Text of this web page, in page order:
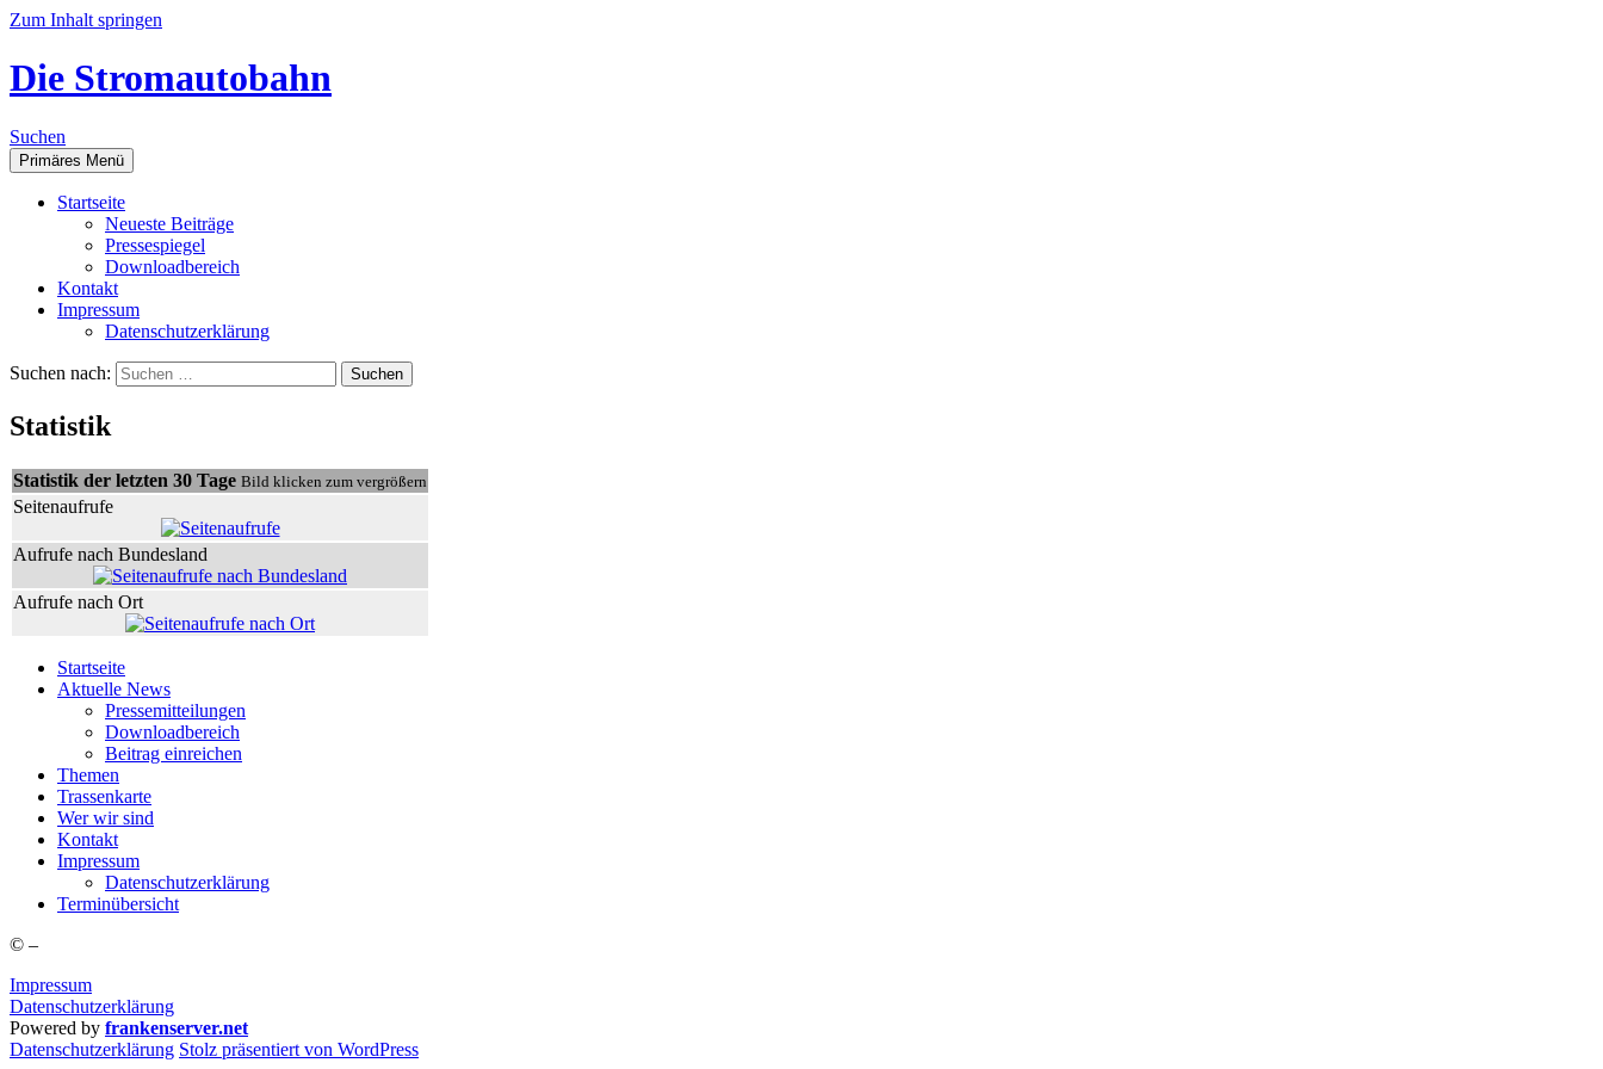
Zum Inhalt springen
Die Stromautobahn
Suchen
Primäres Menü
Start­sei­te
Neu­es­te Beiträge
Pres­se­spie­gel
Down­load­be­reich
Kon­takt
Impres­sum
Daten­schutz­er­klä­rung
Suchen nach:
Sta­tis­tik
Sta­tis­tik der letz­ten 30 Tage Bild kli­cken zum vergrößern
Sei­ten­auf­ru­fe
Auf­ru­fe nach Bundesland
Auf­ru­fe nach Ort
Start­sei­te
Aktu­el­le News
Pres­se­mit­tei­lun­gen
Down­load­be­reich
Bei­trag einreichen
The­men
Tras­sen­kar­te
Wer wir sind
Kon­takt
Impres­sum
Daten­schutz­er­klä­rung
Ter­min­über­sicht
© –
Impressum
Datenschutzerklärung
Powered by frankenserver.net
Daten­schutz­er­klä­rung Stolz präsentiert von WordPress